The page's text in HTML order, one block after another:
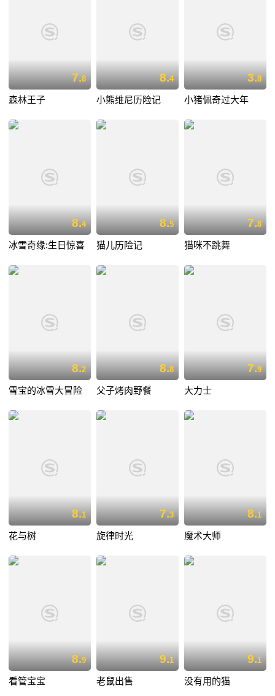
7.8
森林王子
8.4
小熊维尼历险记
3.8
小猪佩奇过大年
8.4
冰雪奇缘:生日惊喜
8.5
猫儿历险记
7.8
猫咪不跳舞
8.2
雪宝的冰雪大冒险
8.8
父子烤肉野餐
7.9
大力士
8.1
花与树
7.3
旋律时光
8.1
魔术大师
8.9
看管宝宝
9.1
老鼠出售
9.1
没有用的猫